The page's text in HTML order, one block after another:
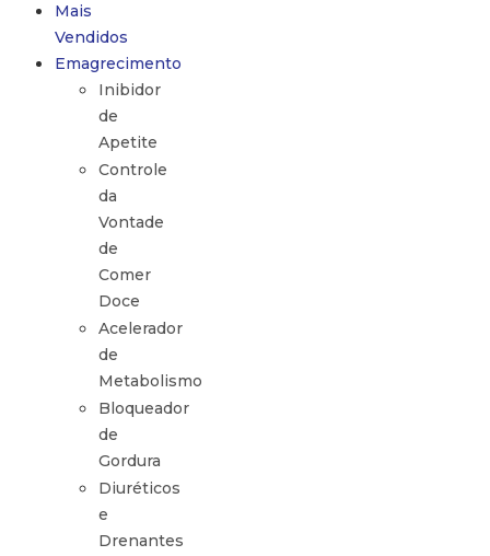
Mais
Vendidos
Emagrecimento
Inibidor
de
Apetite
Controle
da
Vontade
de
Comer
Doce
Acelerador
de
Metabolismo
Bloqueador
de
Gordura
Diuréticos
e
Drenantes